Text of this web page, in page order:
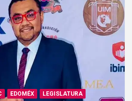
EDOMÉX
LEGISLATURA